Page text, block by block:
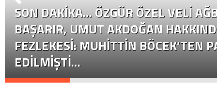
SON DAKİKA… ÖZGÜR ÖZEL VELI
BAŞARIR, UMUT AKDOĞAN
FEZLEKESI: MUHITTIN BÖCEK’TEN
EDILMIŞTI…